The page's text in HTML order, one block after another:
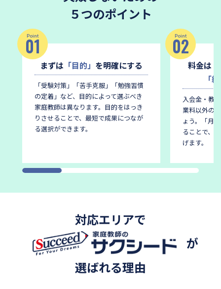
５つのポイント
Point
01
まずは 「目的」 を明確にする
「受験対策」「苦手克服」「勉強習慣
の定着」など、目的によって選ぶべき
家庭教師は異なります。 目的をはっき
りさせることで、最短で成果につなが
る選択ができます。
Point
02
料金は
「
入会金・教
業料以外の
ょう。
「月
ることで、
げます。
対応エリアで
が
選ばれる理由